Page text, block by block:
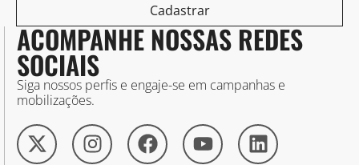
Cadastrar
ACOMPANHE NOSSAS REDES
SOCIAIS
Siga nossos perfis e engaje-se em campanhas e
mobilizações.